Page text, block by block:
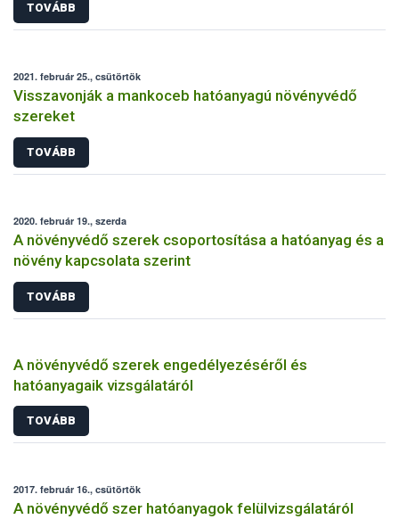
TOVÁBB
2021. február 25., csütörtök
Visszavonják a mankoceb hatóanyagú növényvédő
szereket
TOVÁBB
2020. február 19., szerda
A növényvédő szerek csoportosítása a hatóanyag és a
növény kapcsolata szerint
TOVÁBB
A növényvédő szerek engedélyezéséről és
hatóanyagaik vizsgálatáról
TOVÁBB
2017. február 16., csütörtök
A növényvédő szer hatóanyagok felülvizsgálatáról